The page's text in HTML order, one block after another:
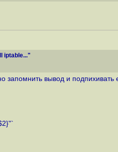
iptable..."
запомнить вывод и подпихивать